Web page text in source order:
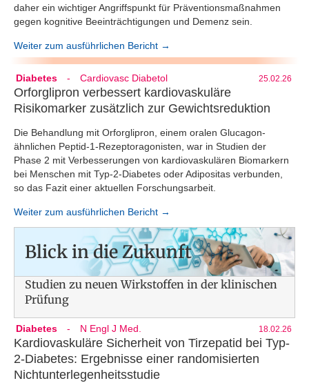
daher ein wichtiger Angriffspunkt für Präventionsmaßnahmen
gegen kognitive Beeinträchtigungen und Demenz sein.
Weiter zum ausführlichen Bericht →
Diabetes - Cardiovasc Diabetol 25.02.26
Orforglipron verbessert kardiovaskuläre
Risikomarker zusätzlich zur Gewichtsreduktion
Die Behandlung mit Orforglipron, einem oralen Glucagon-
ähnlichen Peptid-1-Rezeptoragonisten, war in Studien der
Phase 2 mit Verbesserungen von kardiovaskulären Biomarkern
bei Menschen mit Typ-2-Diabetes oder Adipositas verbunden,
so das Fazit einer aktuellen Forschungsarbeit.
Weiter zum ausführlichen Bericht →
Blick in die Zukunft
Studien zu neuen Wirkstoffen in der klinischen
Prüfung
Diabetes - N Engl J Med. 18.02.26
Kardiovaskuläre Sicherheit von Tirzepatid bei Typ-
2-Diabetes: Ergebnisse einer randomisierten
Nichtunterlegenheitsstudie